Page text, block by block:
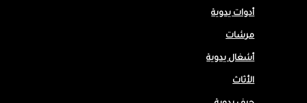
أدوات يدوية
مرشات
أشغال يدوية
الأثاث